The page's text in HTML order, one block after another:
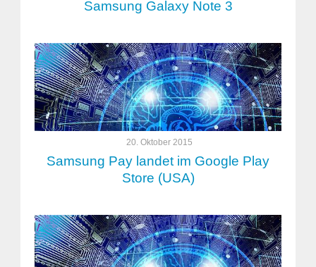
Samsung Galaxy Note 3
20. Oktober 2015
Samsung Pay landet im Google Play
Store (USA)